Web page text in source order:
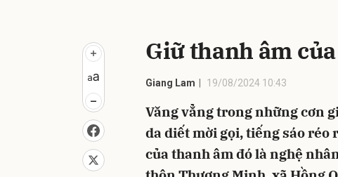
Giữ thanh âm
Giang Lam 19/08/2024 10:43
Văng vẳng trong những cơn
da diết mời gọi, tiếng sáo réo
của thanh âm đó là nghệ